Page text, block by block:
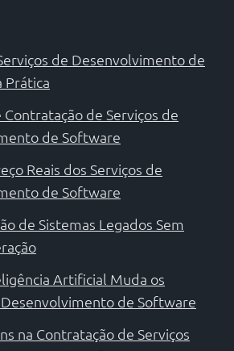
de Desenvolvimento de
Prática
de Serviços de
de Software
Reais dos Serviços de
de Software
de Sistemas Legados Sem
Artificial Muda os
de Software
na Contratação de Serviços